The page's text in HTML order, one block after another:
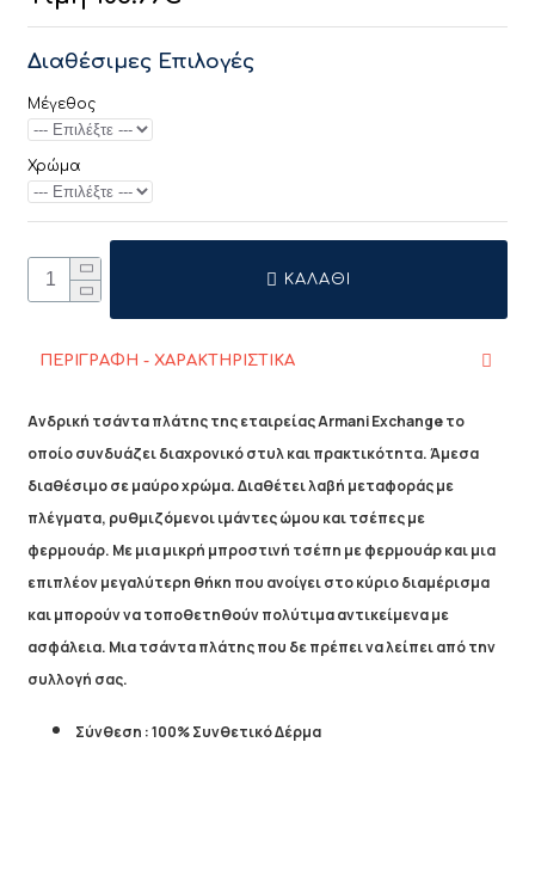
Διαθέσιμες Επιλογές
Μέγεθος
Χρώμα
ΚΑΛΆΘΙ
ΠΕΡΙΓΡΑΦΗ - ΧΑΡΑΚΤΗΡΙΣΤΙΚΑ
Ανδρική τσάντα πλάτης της εταιρείαςArmani Exchangeτο
οποίο συνδυάζει διαχρονικό στυλ και πρακτικότητα. Άμεσα
διαθέσιμο σε μαύρο χρώμα. Διαθέτει λαβή μεταφοράς με
πλέγματα, ρυθμιζόμενοι ιμάντες ώμου και τσέπες με
φερμουάρ. Με μια μικρή μπροστινή τσέπη με φερμουάρ και μια
επιπλέον μεγαλύτερη θήκη που ανοίγει στο κύριο διαμέρισμα
και μπορούν να τοποθετηθούν πολύτιμα αντικείμενα με
ασφάλεια. Μια τσάντα πλάτης που δε πρέπει να λείπει από την
συλλογή σας.
Σύνθεση : 100% Συνθετικό Δέρμα